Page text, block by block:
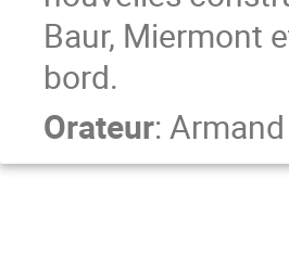
Baur, Miermont
bord.
Orateur: